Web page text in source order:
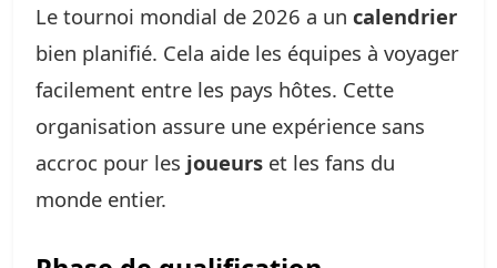
Le tournoi mondial de 2026 a un calendrier
bien planifié. Cela aide les équipes à voyager
facilement entre les pays hôtes. Cette
organisation assure une expérience sans
accroc pour les joueurs et les fans du
monde entier.